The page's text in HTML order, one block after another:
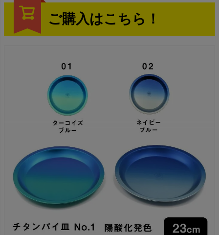
ご購入はこちら！